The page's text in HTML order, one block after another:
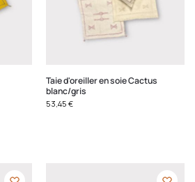
Taie d'oreiller en soie Cactus
blanc/gris
53,45 €